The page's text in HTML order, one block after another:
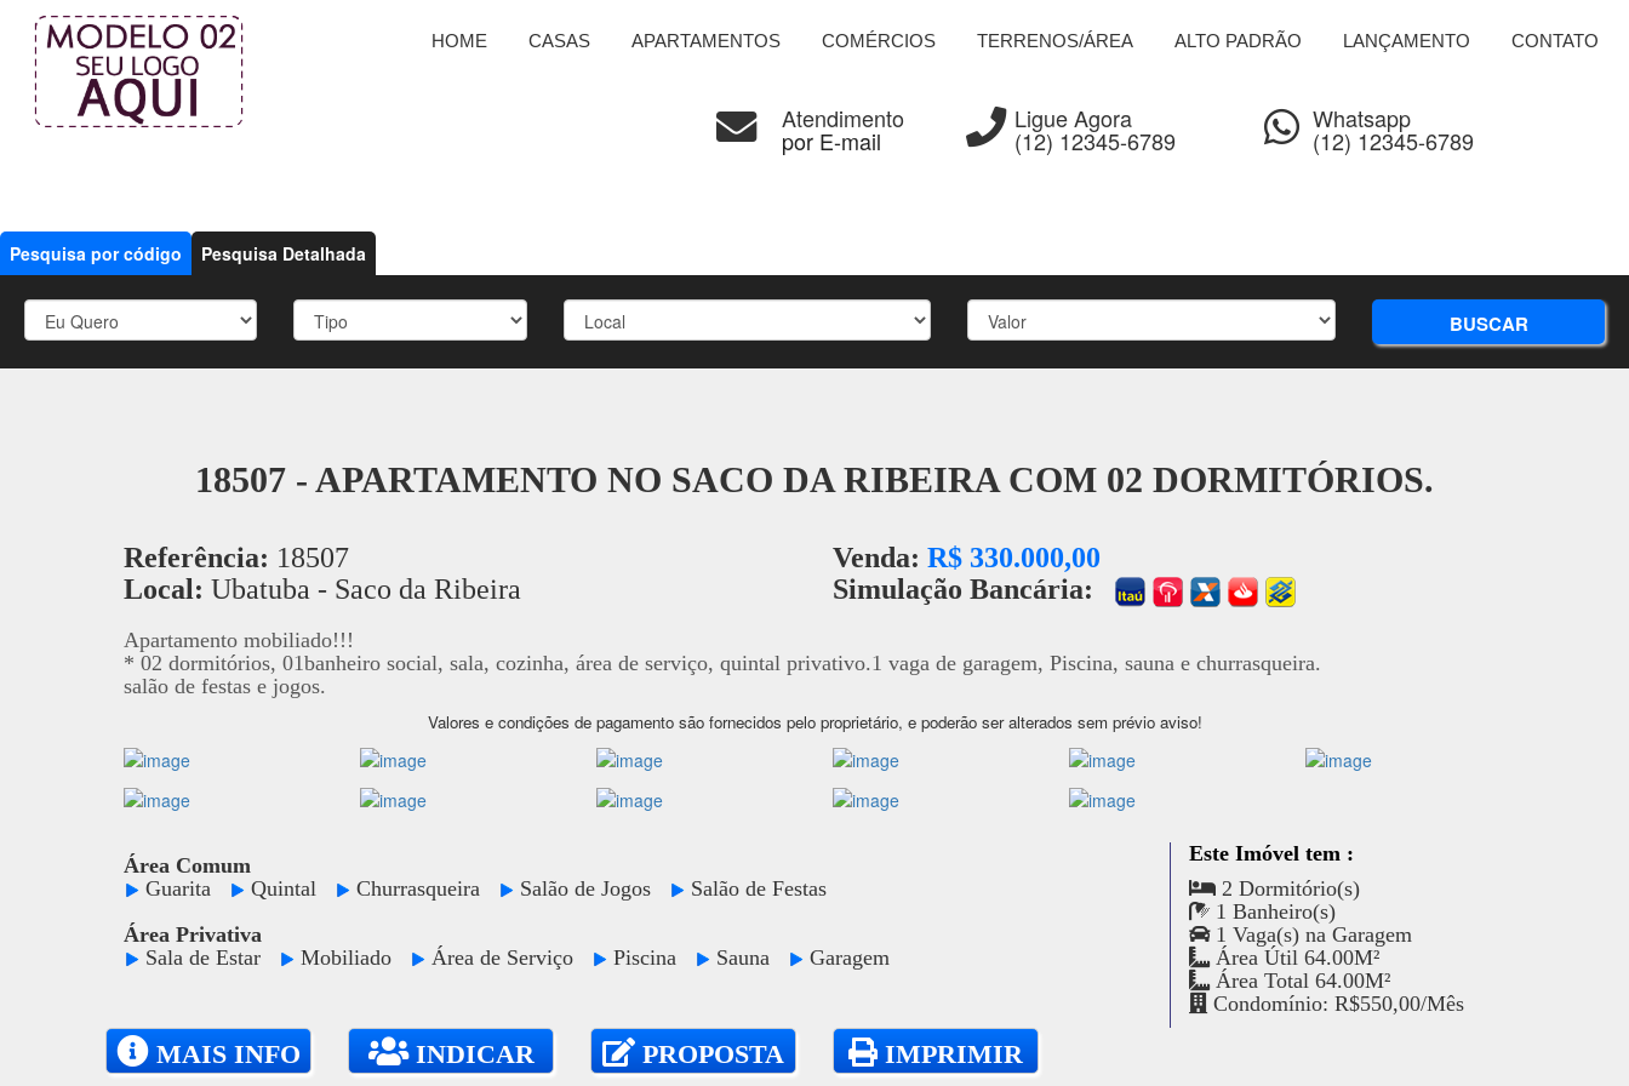
HOME CASAS APARTAMENTOS COMÉRCIOS TERRENOS/ÁREA ALTO PADRÃO LANÇAMENTO CONTATO
Atendimento
por E-mail
Ligue Agora
(12) 12345-6789
Whatsapp
(12) 12345-6789
Pesquisa por código Pesquisa Detalhada
BUSCAR
18507 - APARTAMENTO NO SACO DA RIBEIRA COM 02 DORMITÓRIOS.
Referência: 18507
Local: Ubatuba - Saco da Ribeira
Venda: R$ 330.000,00
Simulação Bancária:
Apartamento mobiliado!!!
* 02 dormitórios, 01banheiro social, sala, cozinha, área de serviço, quintal privativo.1 vaga de garagem, Piscina, sauna e churrasqueira.
salão de festas e jogos.
Valores e condições de pagamento são fornecidos pelo proprietário, e poderão ser alterados sem prévio aviso!
Área Comum
Guarita
Quintal Churrasqueira Salão de Jogos
Salão de Festas
Área Privativa
Sala de Estar
Mobiliado Área de Serviço Piscina Sauna Garagem
Este Imóvel tem :
2 Dormitório(s)
1 Banheiro(s)
1 Vaga(s) na Garagem
Área Útil 64.00M²
Área Total 64.00M²
Condomínio: R$550,00/Mês
MAIS INFO INDICAR PROPOSTA IMPRIMIR